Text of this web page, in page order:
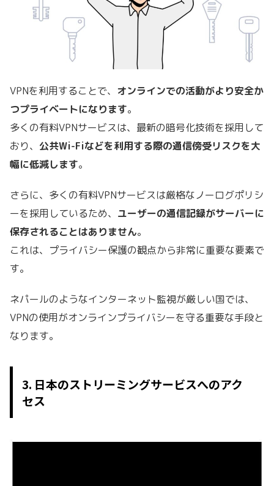
VPNを利用することで、 オンラインでの活動がより安全か
つプライベートになります。
多くの有料VPNサービスは、最新の暗号化技術を採用して
おり、 公共Wi-Fiなどを利用する際の通信傍受リスクを大
幅に低減します。
さらに、多くの有料VPNサービスは厳格なノーログポリシ
ーを採用しているため、 ユーザーの通信記録がサーバーに
保存されることはありません。
これは、プライバシー保護の観点から非常に重要な要素で
す。
ネパールのようなインターネット監視が厳しい国では、
VPNの使用がオンラインプライバシーを守る重要な手段と
なります。
3. 日本のストリーミングサービスへのアク
セス